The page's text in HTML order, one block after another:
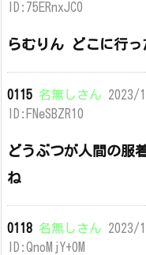
ID:75ERnxJC0
らむりん どこに行っ
0115 名無しさん 2023/
ID:FNeSBZR10
どうぶつが人間の服
ね
0118 名無しさん 2023/
ID:QnoMjY+0M